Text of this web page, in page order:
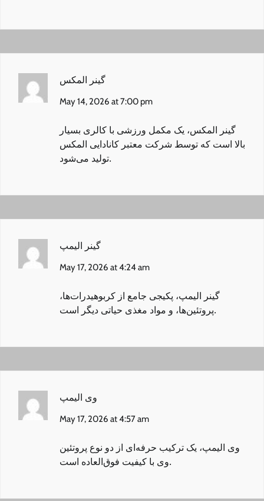
گینر المکس
May 14, 2026 at 7:00 pm
گینر المکس، یک مکمل ورزشی با کالری بسیار
بالا است که توسط شرکت معتبر کانادایی المکس
تولید می‌شود.
گینر الیمپ
May 17, 2026 at 4:24 am
گینر الیمپ، پکیجی جامع از کربوهیدرات‌ها،
پروتئین‌ها، و مواد مغذی حیاتی دیگر است.
وی الیمپ
May 17, 2026 at 4:57 am
وی الیمپ، یک ترکیب حرفه‌ای از دو نوع پروتئین
وی با کیفیت فوق‌العاده است.